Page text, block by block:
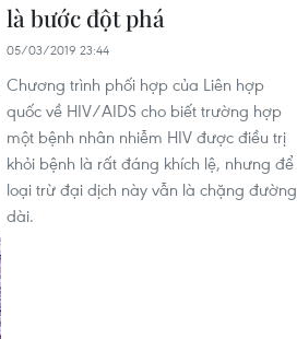
là bước đột phá
05/03/2019 23:44
Chương trình phối hợp của Liên hợp
quốc về HIV/AIDS cho biết trường hợp
một bệnh nhân nhiễm HIV được điều trị
khỏi bệnh là rất đáng khích lệ, nhưng để
loại trừ đại dịch này vẫn là chặng đường
dài.